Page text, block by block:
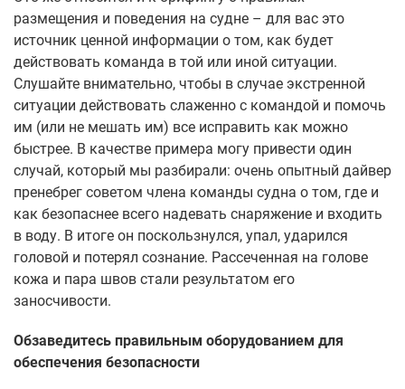
размещения и поведения на судне – для вас это
источник ценной информации о том, как будет
действовать команда в той или иной ситуации.
Слушайте внимательно, чтобы в случае экстренной
ситуации действовать слаженно с командой и помочь
им (или не мешать им) все исправить как можно
быстрее. В качестве примера могу привести один
случай, который мы разбирали: очень опытный дайвер
пренебрег советом члена команды судна о том, где и
как безопаснее всего надевать снаряжение и входить
в воду. В итоге он поскользнулся, упал, ударился
головой и потерял сознание. Рассеченная на голове
кожа и пара швов стали результатом его
заносчивости.
Обзаведитесь правильным оборудованием для
обеспечения безопасности